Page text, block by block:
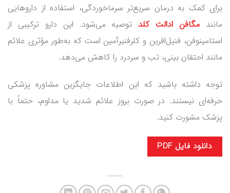
برای کمک به درمان سریع‌تر سرماخوردگی، استفاده از داروهایی
مانند مگافن ادالت کلد توصیه می‌شود. این دارو ترکیبی از
استامینوفن، فنیل‌افرین و کلرفنیرآمین است که به‌طور مؤثری علائم
مانند احتقان بینی، تب و سردرد را کاهش می‌دهد.
توجه داشته باشید که این اطلاعات جایگزین مشاوره پزشکی
حرفه‌ای نیستند. در صورت بروز علائم شدید یا مداوم، حتماً با
پزشک مشورت کنید.
دانلود فایل PDF